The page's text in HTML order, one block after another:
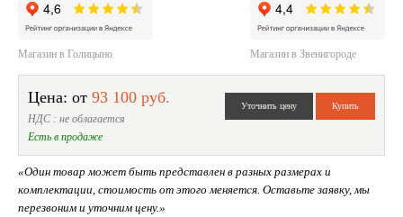
Магазин в Голицыно Магазин в Звенигороде
Цена: от 93 100 руб.
НДС : не облагается
Есть в продаже
«Один товар может быть представлен в разных размерах и
комплектации, стоимость от этого меняется. Оставьте заявку, мы
перезвоним и уточним цену.»